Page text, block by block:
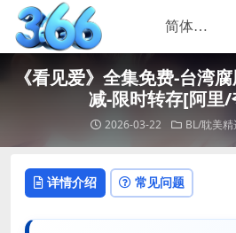
《看见爱》全集免费-台湾
减-限时转存[阿里
2026-03-22 BL/耽美精
详情介绍 常见问题